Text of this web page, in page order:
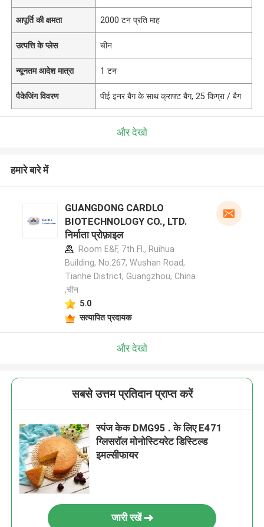
आपूर्ति की क्षमता 2000 टन प्रति माह
उत्पत्ति के प्लेस चीन
न्यूनतम आदेश मात्रा 1 टन
पैकेजिंग विवरण पीई इनर बैग के साथ क्राफ्ट बैग, 25 किग्रा / बैग
और देखो
हमारे बारे में
GUANGDONG CARDLO
BIOTECHNOLOGY CO., LTD.
निर्माता प्रोफ़ाइल
Room E&F, 7th Fl., Ruihua
Building, No.267, Wushan Road,
Tianhe District, Guangzhou, China
,चीन
5.0
सत्यापित प्रदायक
और देखो
सबसे उत्तम प्रतिदान प्राप्त करें
स्पंज केक DMG95 . के लिए E471
ग्लिसरॉल मोनोस्टियरेट डिस्टिल्ड
इमल्सीफायर
जारी रखें